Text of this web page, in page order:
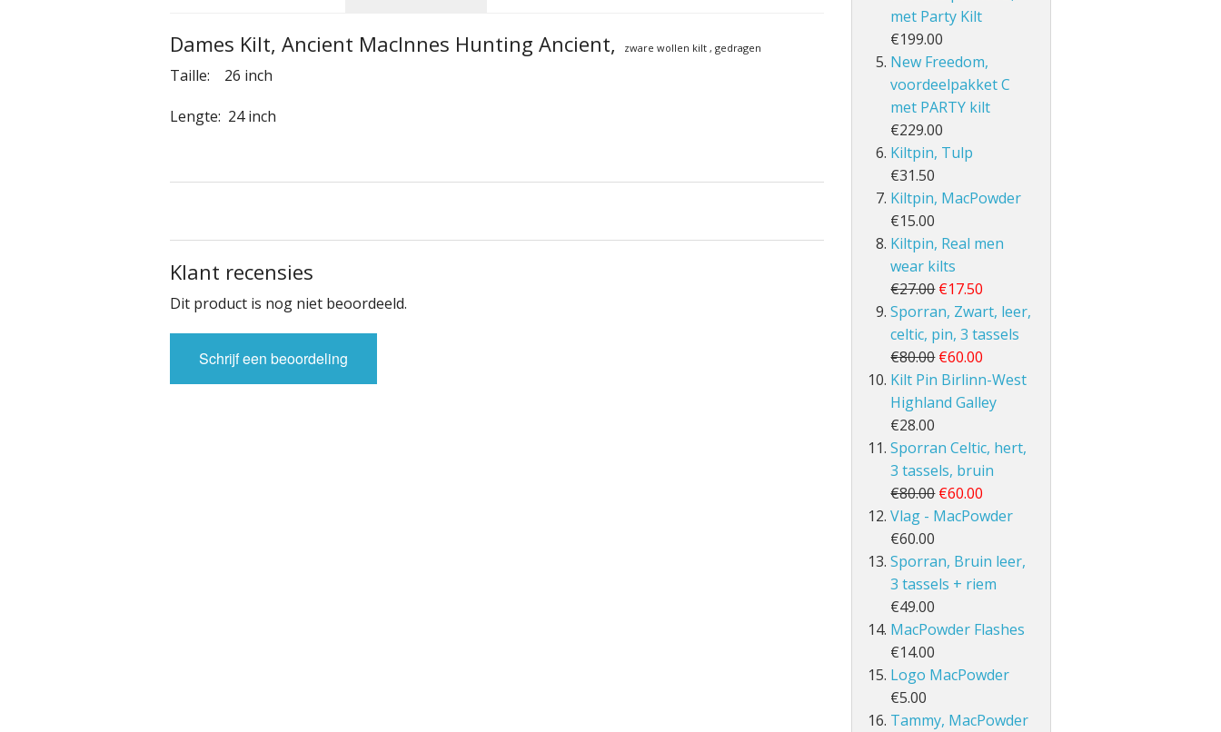
Dames Kilt, Ancient MacInnes Hunting Ancient, zware wollen kilt , gedragen
Taille: 26 inch
Lengte: 24 inch
Klant recensies
Dit product is nog niet beoordeeld.
Schrijf een beoordeling
met Party Kilt
€199.00
New Freedom,
voordeelpakket C
met PARTY kilt
€229.00
Kiltpin, Tulp
€31.50
Kiltpin, MacPowder
€15.00
Kiltpin, Real men
wear kilts
€27.00 €17.50
Sporran, Zwart, leer,
celtic, pin, 3 tassels
€80.00 €60.00
Kilt Pin Birlinn-West
Highland Galley
€28.00
Sporran Celtic, hert,
3 tassels, bruin
€80.00 €60.00
Vlag - MacPowder
€60.00
Sporran, Bruin leer,
3 tassels + riem
€49.00
MacPowder Flashes
€14.00
Logo MacPowder
€5.00
Tammy, MacPowder